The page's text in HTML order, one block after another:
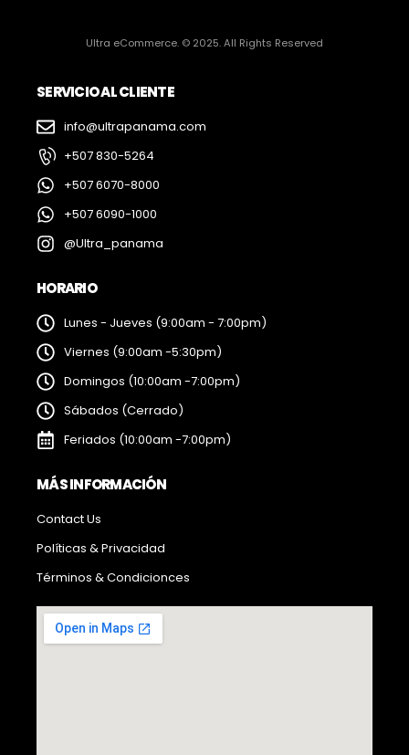
Ultra eCommerce. © 2025. All Rights Reserved
SERVICIO AL CLIENTE
info@ultrapanama.com
+507 830-5264
+507 6070-8000
+507 6090-1000
@Ultra_panama
HORARIO
Lunes - Jueves (9:00am - 7:00pm)
Viernes (9:00am -5:30pm)
Domingos (10:00am -7:00pm)
Sábados (Cerrado)
Feriados (10:00am -7:00pm)
MÁS INFORMACIÓN
Contact Us
Políticas & Privacidad
Términos & Condicionces